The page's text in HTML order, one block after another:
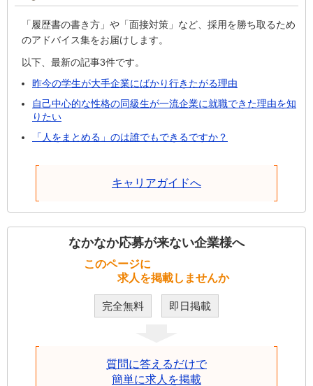
「履歴書の書き方」や「面接対策」など、採用を勝ち取るため
のアドバイス集をお届けします。
以下、最新の記事3件です。
昨今の学生が大手企業にばかり行きたがる理由
自己中心的な性格の同級生が一流企業に就職できた理由を知
りたい
「人をまとめる」のは誰でもできるですか？
キャリアガイドへ
なかなか応募が来ない企業様へ
このページに
求人を掲載しませんか
完全無料 即日掲載
質問に答えるだけで
簡単に求人を掲載